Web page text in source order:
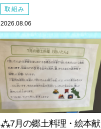
取組み
2026.08.06
⁂7月の郷土料理・絵本献